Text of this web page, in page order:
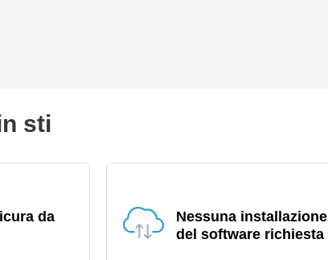
sti
da
Nessuna installazione
del software richiesta